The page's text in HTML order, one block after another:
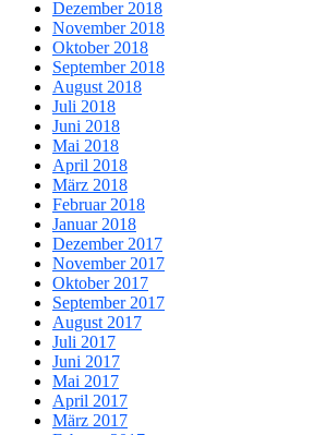
Dezember 2018
November 2018
Oktober 2018
September 2018
August 2018
Juli 2018
Juni 2018
Mai 2018
April 2018
März 2018
Februar 2018
Januar 2018
Dezember 2017
November 2017
Oktober 2017
September 2017
August 2017
Juli 2017
Juni 2017
Mai 2017
April 2017
März 2017